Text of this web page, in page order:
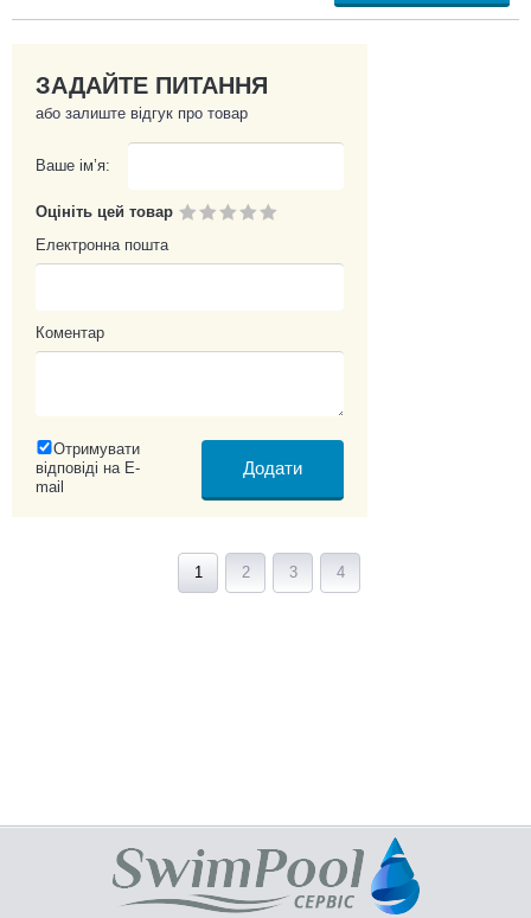
ЗАДАЙТЕ ПИТАННЯ
або залиште відгук про товар
Ваше ім’я:
Оцініть цей товар
Електронна пошта
Коментар
Отримувати
відповіді на E-
mail
1 2 3 4